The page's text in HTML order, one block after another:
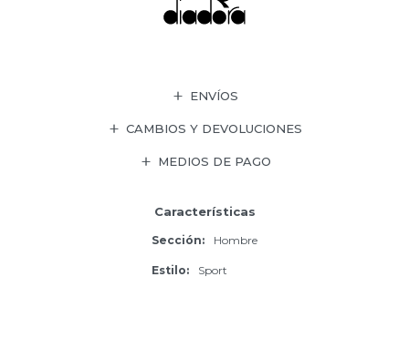
ENVÍOS
CAMBIOS Y DEVOLUCIONES
MEDIOS DE PAGO
Características
Sección Hombre
Estilo Sport